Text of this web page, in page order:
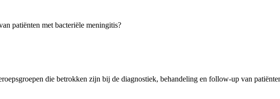
patiënten met bacteriële meningitis?
die betrokken zijn bij de diagnostiek, behandeling en follow-up van